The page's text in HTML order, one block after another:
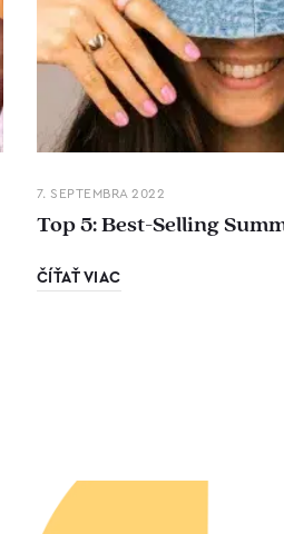
7. SEPTEMBRA 2022
Top 5: Best-Selling
ČÍŤAŤ VIAC